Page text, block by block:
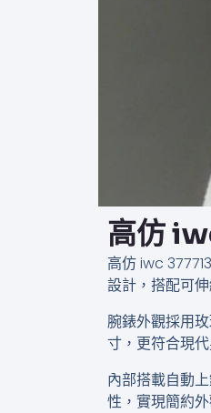
高仿
高仿 iwc
設計，搭配可
腕錶外觀採用
寸，更符合現
內部搭載自動
性，實現簡約